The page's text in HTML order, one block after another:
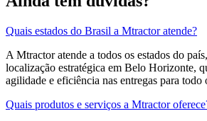
Quais estados do Brasil a Mtractor atende?
A Mtractor atende a todos os estados do
localização estratégica em Belo Horizonte,
agilidade e eficiência nas entregas para todo
Quais produtos e serviços a Mtractor